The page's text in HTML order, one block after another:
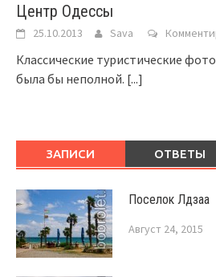
Центр Одессы
25.10.2013 Sava
Классические туристические
была бы неполной. [...]
ЗАПИСИ ОТВЕТЫ
Поселок Лдзаа
Август 24, 2015